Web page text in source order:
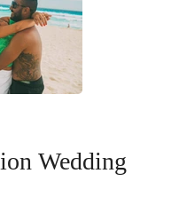
Wedding